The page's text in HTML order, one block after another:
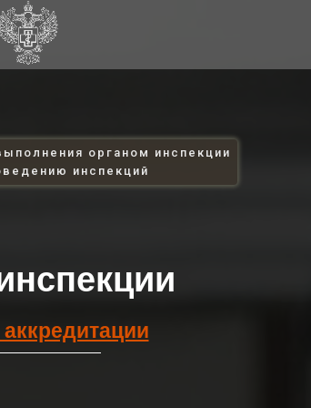
органом инспекции
инспекций
аккредитации